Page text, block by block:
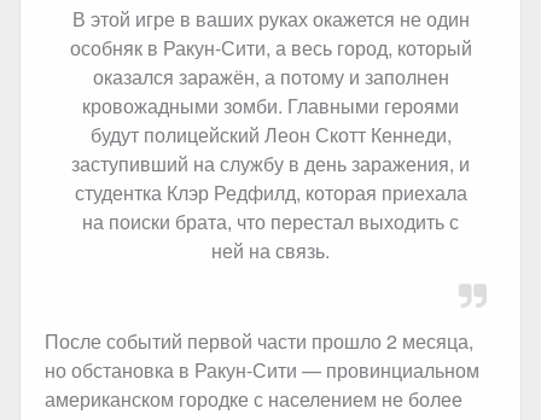
В этой игре в ваших руках окажется не один
особняк в Ракун-Сити, а весь город, который
оказался заражён, а потому и заполнен
кровожадными зомби. Главными героями
будут полицейский Леон Скотт Кеннеди,
заступивший на службу в день заражения, и
студентка Клэр Редфилд, которая приехала
на поиски брата, что перестал выходить с
ней на связь.
После событий первой части прошло 2 месяца,
но обстановка в Ракун-Сити — провинциальном
американском городке с населением не более